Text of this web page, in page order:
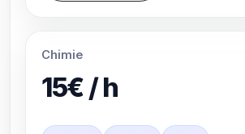
Chimie
15€ / h